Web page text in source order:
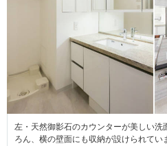
左・天然御影石のカウンターが美しい洗
ろん、横の壁面にも収納が設けられて